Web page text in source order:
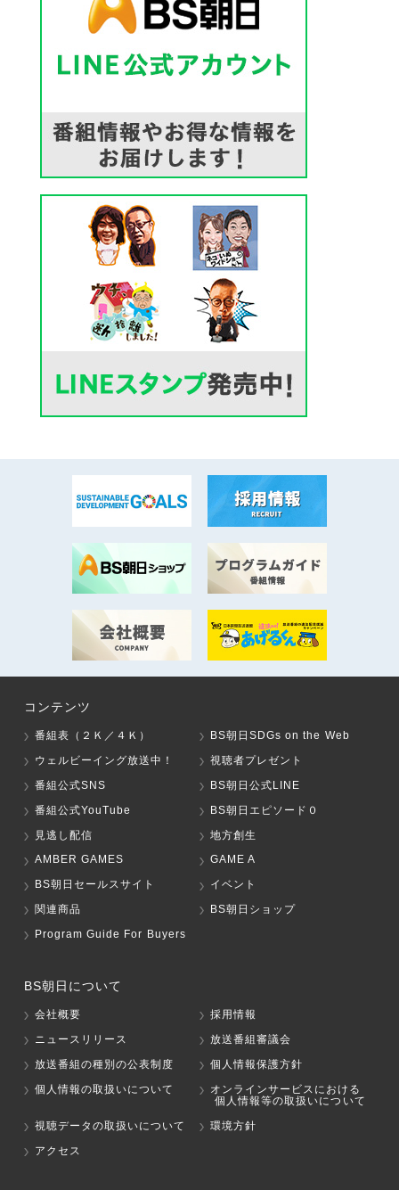
コンテンツ
番組表（２Ｋ／４Ｋ）
BS朝日SDGs on the Web
ウェルビーイング放送中！
視聴者プレゼント
番組公式SNS
BS朝日公式LINE
番組公式YouTube
BS朝日エピソード０
見逃し配信
地方創生
AMBER GAMES
GAME A
BS朝日セールスサイト
イベント
関連商品
BS朝日ショップ
Program Guide For Buyers
BS朝日について
会社概要
採用情報
ニュースリリース
放送番組審議会
放送番組の種別の公表制度
個人情報保護方針
個人情報の取扱いについて
オンラインサービスにおける
個人情報等の取扱いについて
視聴データの取扱いについて
環境方針
アクセス